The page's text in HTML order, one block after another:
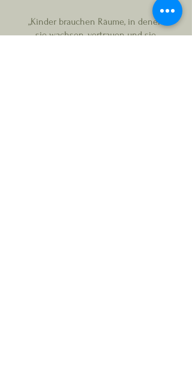
„Kinder brauchen Räume, in denen
sie wachsen, vertrauen und sie